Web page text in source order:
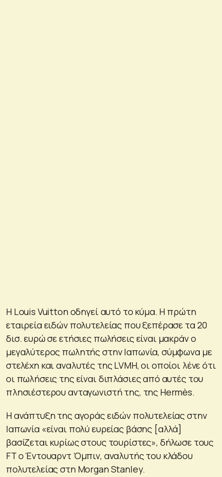
Η Louis Vuitton οδηγεί αυτό το κύμα. Η πρώτη
εταιρεία ειδών πολυτελείας που ξεπέρασε τα 20
δισ. ευρώ σε ετήσιες πωλήσεις είναι μακράν ο
μεγαλύτερος πωλητής στην Ιαπωνία, σύμφωνα με
στελέχη και αναλυτές της LVMH, οι οποίοι λένε ότι
οι πωλήσεις της είναι διπλάσιες από αυτές του
πλησιέστερου ανταγωνιστή της, της Hermès.
Η ανάπτυξη της αγοράς ειδών πολυτελείας στην
Ιαπωνία «είναι πολύ ευρείας βάσης [αλλά]
βασίζεται κυρίως στους τουρίστες», δήλωσε τους
FT o Έντουαρντ Όμπιν, αναλυτής του κλάδου
πολυτελείας στη Morgan Stanley.